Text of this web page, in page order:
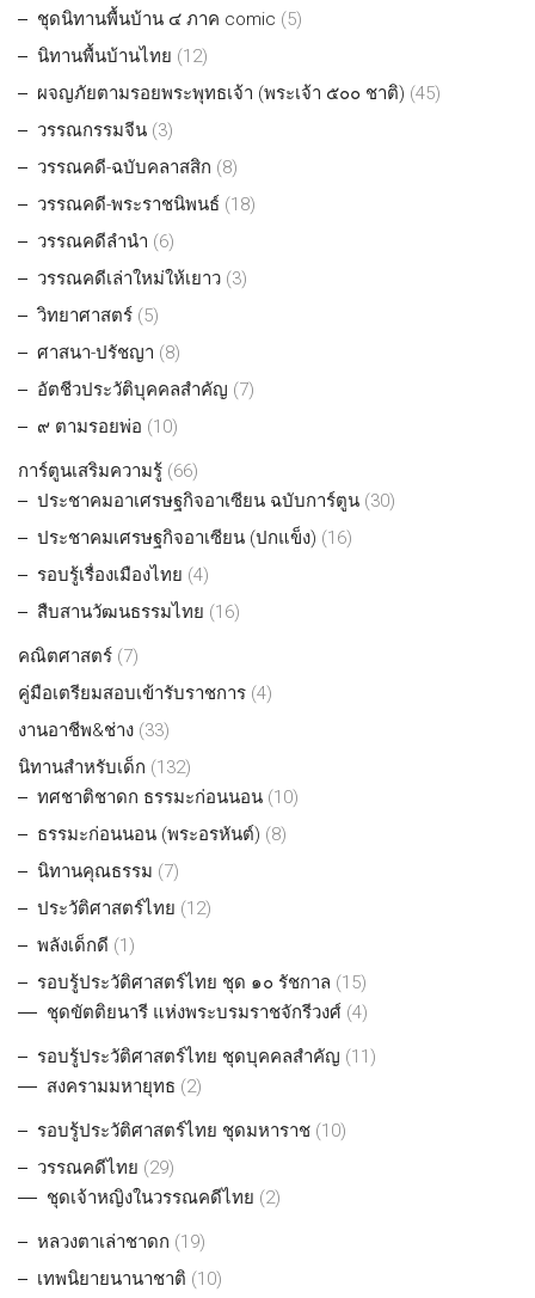
ชุดนิทานพื้นบ้าน ๔ ภาค comic (5)
นิทานพื้นบ้านไทย (12)
ผจญภัยตามรอยพระพุทธเจ้า (พระเจ้า ๕๐๐ ชาติ) (45)
วรรณกรรมจีน (3)
วรรณคดี-ฉบับคลาสสิก (8)
วรรณคดี-พระราชนิพนธ์ (18)
วรรณคดีลำนำ (6)
วรรณคดีเล่าใหม่ให้เยาว (3)
วิทยาศาสตร์ (5)
ศาสนา-ปรัชญา (8)
อัตชีวประวัติบุคคลสำคัญ (7)
๙ ตามรอยพ่อ (10)
การ์ตูนเสริมความรู้ (66)
ประชาคมอาเศรษฐกิจอาเซียน ฉบับการ์ตูน (30)
ประชาคมเศรษฐกิจอาเซียน (ปกแข็ง) (16)
รอบรู้เรื่องเมืองไทย (4)
สืบสานวัฒนธรรมไทย (16)
คณิตศาสตร์ (7)
คู่มือเตรียมสอบเข้ารับราชการ (4)
งานอาชีพ&ช่าง (33)
นิทานสำหรับเด็ก (132)
ทศชาติชาดก ธรรมะก่อนนอน (10)
ธรรมะก่อนนอน (พระอรหันต์) (8)
นิทานคุณธรรม (7)
ประวัติศาสตร์ไทย (12)
พลังเด็กดี (1)
รอบรู้ประวัติศาสตร์ไทย ชุด ๑๐ รัชกาล (15)
ชุดขัตติยนารี แห่งพระบรมราชจักรีวงศ์ (4)
รอบรู้ประวัติศาสตร์ไทย ชุดบุคคลสำคัญ (11)
สงครามมหายุทธ (2)
รอบรู้ประวัติศาสตร์ไทย ชุดมหาราช (10)
วรรณคดีไทย (29)
ชุดเจ้าหญิงในวรรณคดีไทย (2)
หลวงตาเล่าชาดก (19)
เทพนิยายนานาชาติ (10)